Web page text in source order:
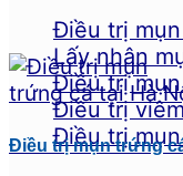
Điều trị
Lấy nhân
Điều trị
Điều trị
Điều trị
Điều trị mụn trứng